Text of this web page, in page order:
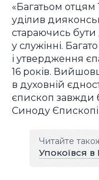
«Багатьом отцям
уділив
стараючись
у служінні.
і утвердження
16 років.
в духовній
єпископ завжди
Синоду
Читайте
Упокоївся в